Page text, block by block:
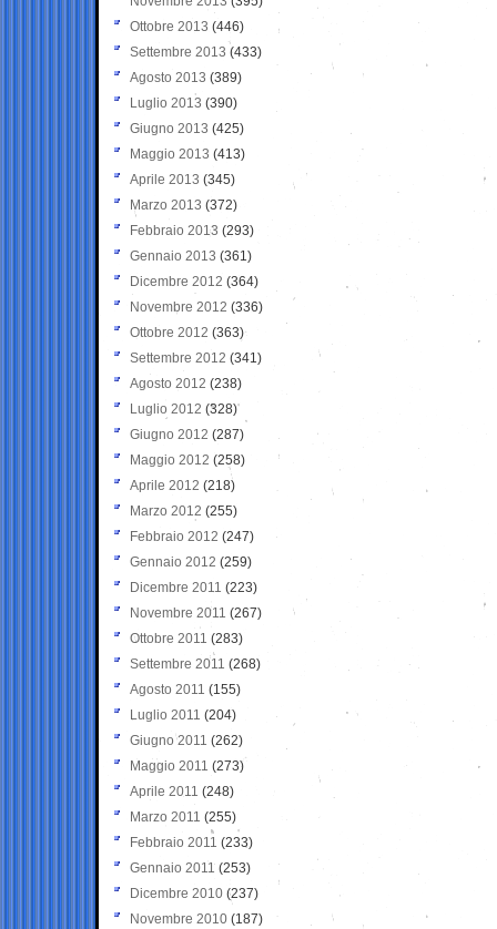
Ottobre 2013 (446)
Settembre 2013 (433)
Agosto 2013 (389)
Luglio 2013 (390)
Giugno 2013 (425)
Maggio 2013 (413)
Aprile 2013 (345)
Marzo 2013 (372)
Febbraio 2013 (293)
Gennaio 2013 (361)
Dicembre 2012 (364)
Novembre 2012 (336)
Ottobre 2012 (363)
Settembre 2012 (341)
Agosto 2012 (238)
Luglio 2012 (328)
Giugno 2012 (287)
Maggio 2012 (258)
Aprile 2012 (218)
Marzo 2012 (255)
Febbraio 2012 (247)
Gennaio 2012 (259)
Dicembre 2011 (223)
Novembre 2011 (267)
Ottobre 2011 (283)
Settembre 2011 (268)
Agosto 2011 (155)
Luglio 2011 (204)
Giugno 2011 (262)
Maggio 2011 (273)
Aprile 2011 (248)
Marzo 2011 (255)
Febbraio 2011 (233)
Gennaio 2011 (253)
Dicembre 2010 (237)
Novembre 2010 (187)